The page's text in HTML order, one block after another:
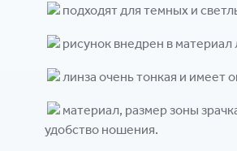
подходят для темных и
рисунок внедрен в
линза очень тонкая и имеет
материал, размер зоны
удобство ношения.